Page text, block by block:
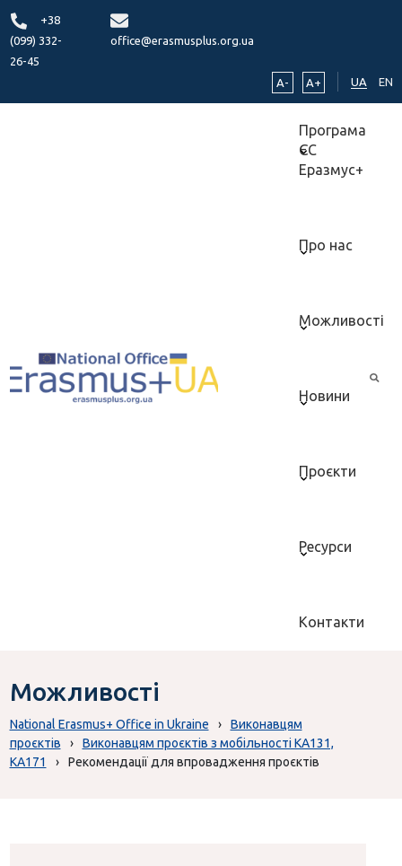
+38
(099) 332-
26-45
office@erasmusplus.org.ua
A- A+ UA EN
Програма
ЄС
Еразмус+
Про нас
Можливості
Новини
Проєкти
Ресурси
Контакти
Можливості
National Erasmus+ Office in Ukraine ›
Виконавцям
проєктів
›
Виконавцям проєктів з мобільності КА131,
КА171
› Рекомендації для впровадження проєктів